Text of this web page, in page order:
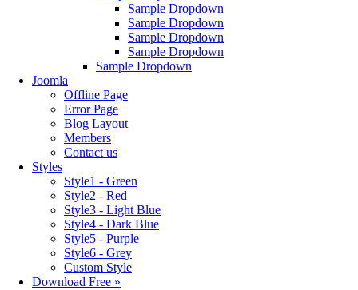
Sample Dropdown
Sample Dropdown
Sample Dropdown
Sample Dropdown
Sample Dropdown
Joomla
Offline Page
Error Page
Blog Layout
Members
Contact us
Styles
Style1 - Green
Style2 - Red
Style3 - Light Blue
Style4 - Dark Blue
Style5 - Purple
Style6 - Grey
Custom Style
Download Free »